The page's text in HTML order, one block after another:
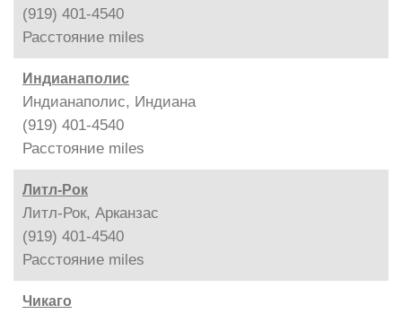
(919) 401-4540
Расстояние miles
Индианаполис
Индианаполис, Индиана
(919) 401-4540
Расстояние miles
Литл-Рок
Литл-Рок, Арканзас
(919) 401-4540
Расстояние miles
Чикаго